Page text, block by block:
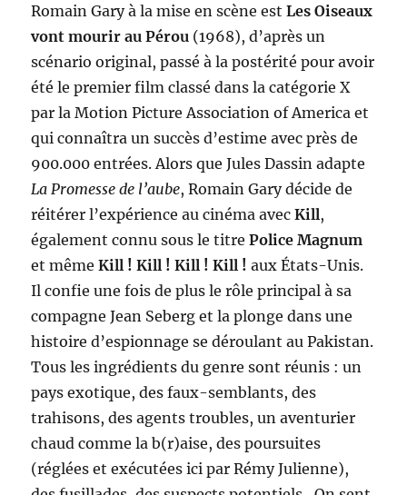
Romain Gary à la mise en scène est Les Oiseaux
vont mourir au Pérou (1968), d’après un
scénario original, passé à la postérité pour avoir
été le premier film classé dans la catégorie X
par la Motion Picture Association of America et
qui connaîtra un succès d’estime avec près de
900.000 entrées. Alors que Jules Dassin adapte
La Promesse de l’aube, Romain Gary décide de
réitérer l’expérience au cinéma avecKill,
également connu sous le titrePolice Magnum
et mêmeKill ! Kill ! Kill ! Kill ! aux États-Unis.
Il confie une fois de plus le rôle principal à sa
compagne Jean Seberg et la plonge dans une
histoire d’espionnage se déroulant au Pakistan.
Tous les ingrédients du genre sont réunis : un
pays exotique, des faux-semblants, des
trahisons, des agents troubles, un aventurier
chaud comme la b(r)aise, des poursuites
(réglées et exécutées ici par Rémy Julienne),